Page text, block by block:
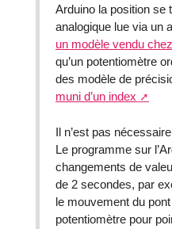
Arduino la position se
analogique lue via un
un modèle vendu
qu’un potentiomètre
des modèle de
muni d’un index
Il n’est pas
Le programme sur
changements de
de 2 secondes, par
le mouvement du
potentiomètre pour